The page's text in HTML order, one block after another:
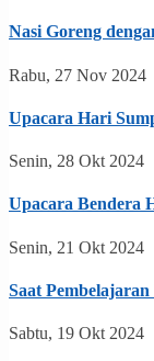
Nasi Goreng
Rabu, 27 Nov 2024
Upacara Hari
Senin, 28 Okt 2024
Upacara Bendera
Senin, 21 Okt 2024
Saat
Sabtu, 19 Okt 2024